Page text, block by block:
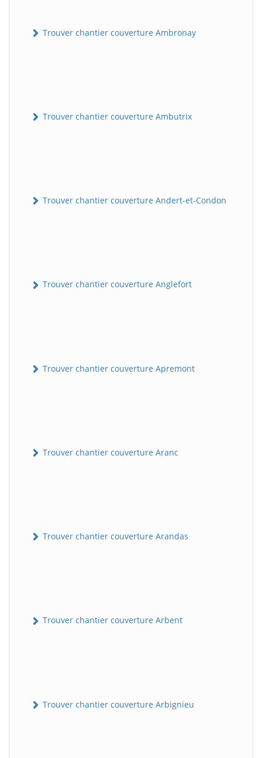
Trouver chantier couverture Ambronay
Trouver chantier couverture Ambutrix
Trouver chantier couverture Andert-et-Condon
Trouver chantier couverture Anglefort
Trouver chantier couverture Apremont
Trouver chantier couverture Aranc
Trouver chantier couverture Arandas
Trouver chantier couverture Arbent
Trouver chantier couverture Arbignieu